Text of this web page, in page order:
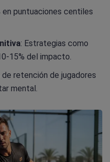
en puntuaciones centiles
: Estrategias como
15% del impacto.
de retención de jugadores
mental.